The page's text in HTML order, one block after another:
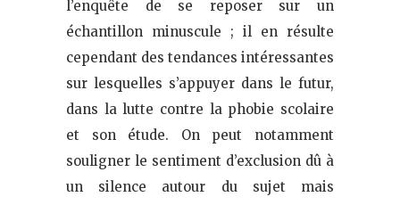
l’enquête de se reposer sur un
échantillon minuscule ; il en résulte
cependant des tendances intéressantes
sur lesquelles s’appuyer dans le futur,
dans la lutte contre la phobie scolaire
et son étude. On peut notamment
souligner le sentiment d’exclusion dû à
un silence autour du sujet mais